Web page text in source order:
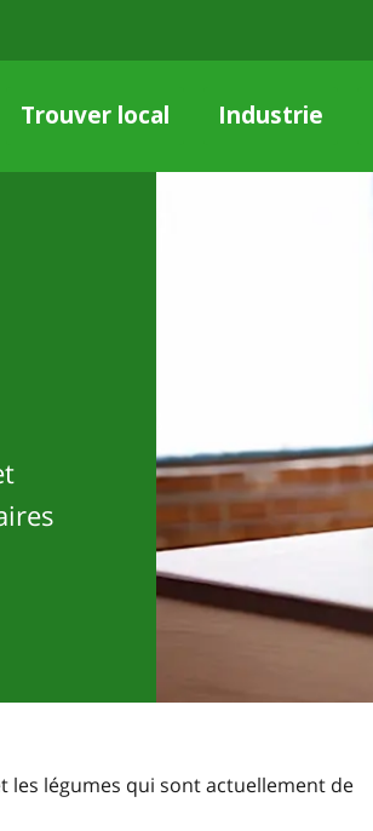
Trouver local Industrie
les légumes qui sont actuellement de